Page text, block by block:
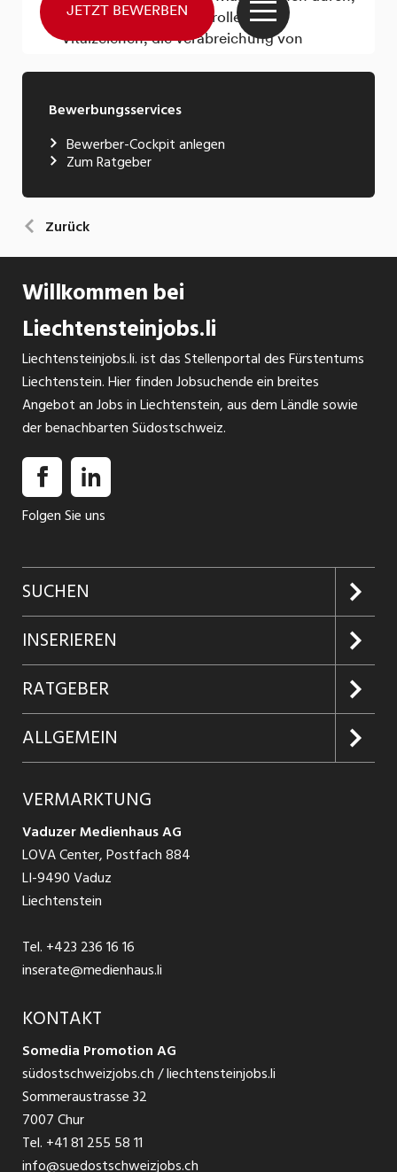
Bewerbungsservices
Bewerber-Cockpit anlegen
Zum Ratgeber
Zurück
Willkommen bei
Liechtensteinjobs.li
Liechtensteinjobs.li. ist das Stellenportal des Fürstentums
Liechtenstein. Hier finden Jobsuchende ein breites
Angebot an Jobs in Liechtenstein, aus dem Ländle sowie
der benachbarten Südostschweiz.
Folgen Sie uns
SUCHEN
Jobs suchen
Jobabo
Firmen entdecken
Jobs in Graubünden
Jobs in St. Gallen
Jobs in Glarus
Jobs in der Südostschweiz
Temporär Jobs
Teilzeit Jobs
Praktikum
INSERIEREN
Kundenlogin
Inserieren
Produkte
Schnittstelle
RATGEBER
Glossar
Ratgeber Bewerbung / Rekrutierung
ALLGEMEIN
AGB
Datenschutzbestimmungen
Nutzungsbedingungen
Impressum
VERMARKTUNG
Vaduzer Medienhaus AG
LOVA Center, Postfach 884
LI-9490 Vaduz
Liechtenstein
Tel. +423 236 16 16
inserate@medienhaus.li
KONTAKT
Somedia Promotion AG
südostschweizjobs.ch / liechtensteinjobs.li
Sommeraustrasse 32
7007 Chur
Tel. +41 81 255 58 11
info@suedostschweizjobs.ch